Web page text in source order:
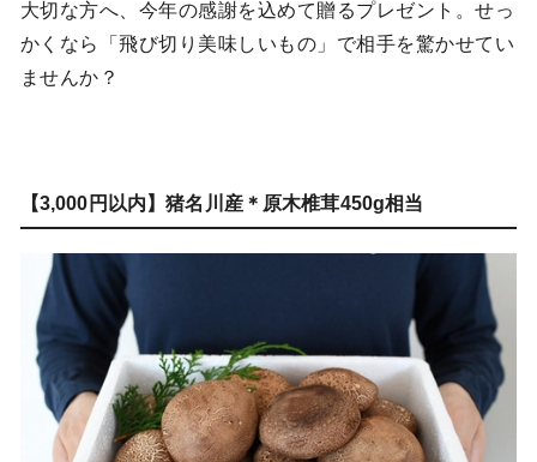
大切な方へ、今年の感謝を込めて贈るプレゼント。せっ
かくなら「飛び切り美味しいもの」で相手を驚かせてい
ませんか？
【3,000円以内】猪名川産＊原木椎茸450g相当